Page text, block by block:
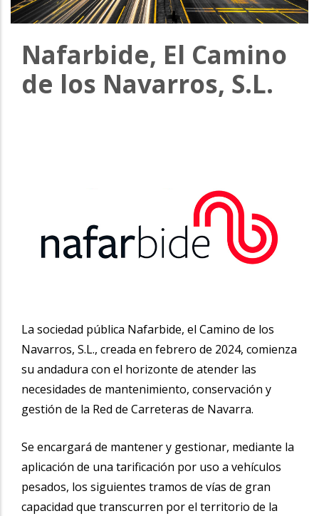
Nafarbide, El Camino
de los Navarros, S.L.
La sociedad pública Nafarbide, el Camino de los
Navarros, S.L., creada en febrero de 2024, comienza
su andadura con el horizonte de atender las
necesidades de mantenimiento, conservación y
gestión de la Red de Carreteras de Navarra.
Se encargará de mantener y gestionar, mediante la
aplicación de una tarificación por uso a vehículos
pesados, los siguientes tramos de vías de gran
capacidad que transcurren por el territorio de la